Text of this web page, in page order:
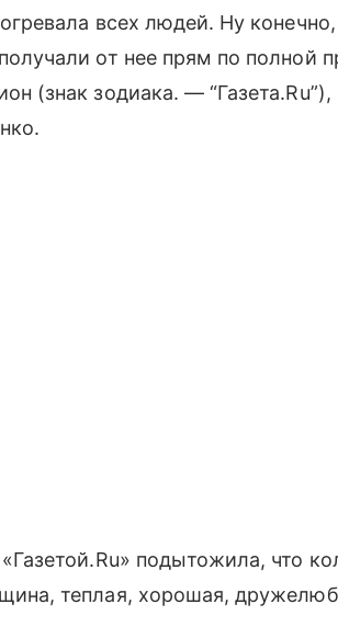
всех людей. Ну
от нее прям по полной
(знак зодиака. —
подытожила, что
теплая, хорошая,